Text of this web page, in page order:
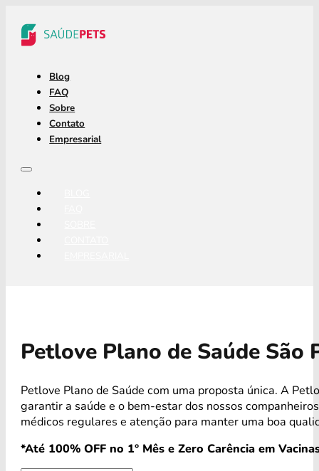
Blog
FAQ
Sobre
Contato
Empresarial
Petlove Plano de Saúde São
Petlove Plano de Saúde com uma proposta única. A
garantir a saúde e o bem-estar dos nossos
médicos regulares e atenção para manter uma boa
*Até 100% OFF no 1° Mês e Zero Carência em